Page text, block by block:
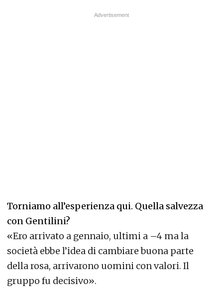
Torniamo all’esperienza qui. Quella salvezza
con Gentilini?
«Ero arrivato a gennaio, ultimi a –4 ma la
società ebbe l’idea di cambiare buona parte
della rosa, arrivarono uomini con valori. Il
gruppo fu decisivo».